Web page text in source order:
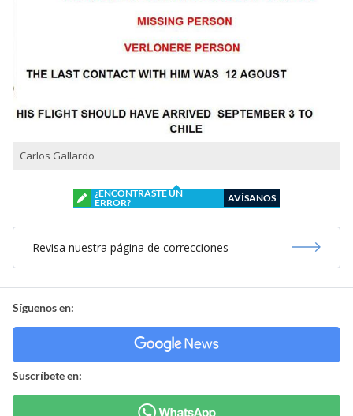
Carlos Gallardo
¿ENCONTRASTE UN
ERROR?
AVÍSANOS
Revisa nuestra página de correcciones
Síguenos en:
Suscríbete en: